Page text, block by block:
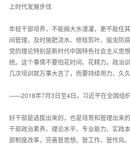
上时代发展步伐
年轻干部培养，不能搞大水漫灌，更不能任
间管理，及时施肥浇水、修枝剪叶、驱虫防
党的理论特别是新时代中国特色社会主义思
统。这个事情不要怕花时间、花精力。政治
几次培训就万事大吉了，而要持续用力、久久
——2018年7月3日至4日，习近平在全国组
好干部是选拔出来的，也是培育和管理出来
干部政治素养、理论水平、专业能力、实践
部制度改革，完善管思想、管工作、管作风